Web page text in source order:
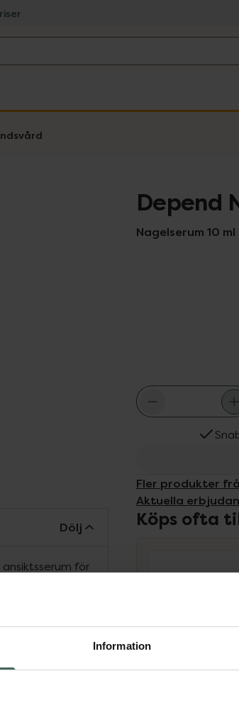
Information
Depend
Nagelserum 10 ml
Fler produkter
Aktuella
Köps ofta
Dölj
för
serum för
sig. Berikat
återfuktar
och förbättrar
snabbt in i
massera in
natten.
dagen för en